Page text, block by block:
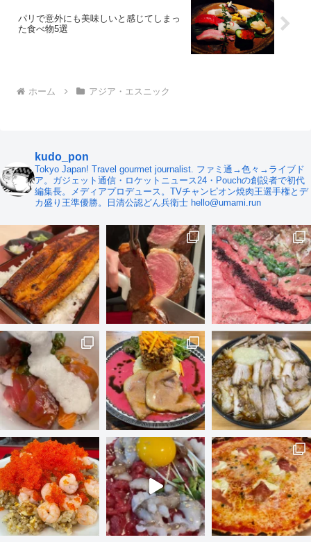
パリで意外にも美味しいと感じてしまっ
た食べ物5選
ホーム アジア・エスニック
kudo_pon
Tokyo Japan! Travel gourmet journalist. ファミ通→色々→ライブド
ア。ガジェット通信・ロケットニュース24・Pouchの創設者で初代
編集長。メディアプロデュース。TVチャンピオン焼肉王選手権とデ
カ盛り王準優勝。日清公認どん兵衛士 hello@umami.run